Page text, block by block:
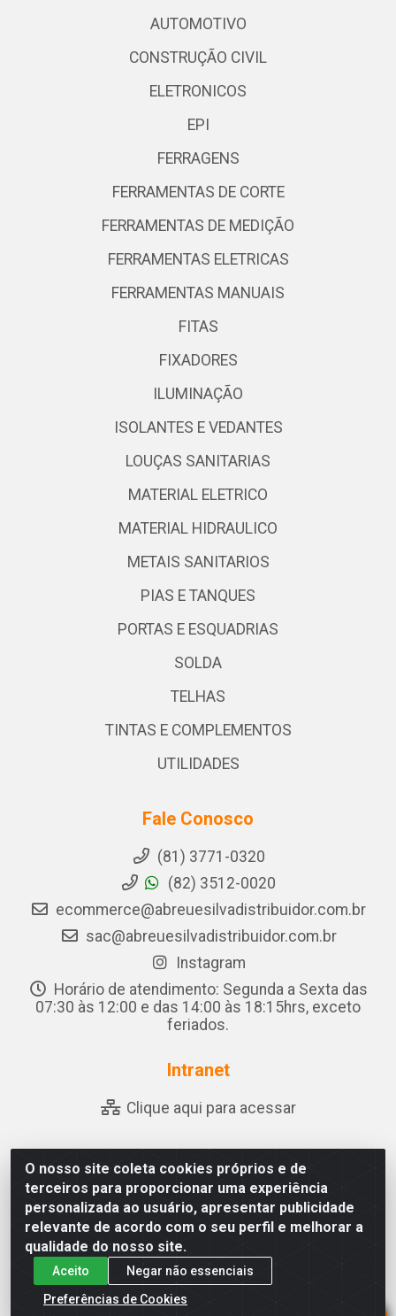
O nosso site coleta cookies próprios e de
terceiros para proporcionar uma experiência
personalizada ao usuário, apresentar publicidade
relevante de acordo com o seu perfil e melhorar a
qualidade do nosso site.
Aceito
Negar não essenciais
Preferências de Cookies
AUTOMOTIVO
CONSTRUÇÃO CIVIL
ELETRONICOS
EPI
FERRAGENS
FERRAMENTAS DE CORTE
FERRAMENTAS DE MEDIÇÃO
FERRAMENTAS ELETRICAS
FERRAMENTAS MANUAIS
FITAS
FIXADORES
ILUMINAÇÃO
ISOLANTES E VEDANTES
LOUÇAS SANITARIAS
MATERIAL ELETRICO
MATERIAL HIDRAULICO
METAIS SANITARIOS
PIAS E TANQUES
PORTAS E ESQUADRIAS
SOLDA
TELHAS
TINTAS E COMPLEMENTOS
UTILIDADES
Fale Conosco
(81) 3771-0320
(82) 3512-0020
ecommerce@abreuesilvadistribuidor.com.br
sac@abreuesilvadistribuidor.com.br
Instagram
Horário de atendimento: Segunda a Sexta das
07:30 às 12:00 e das 14:00 às 18:15hrs, exceto
feriados.
Intranet
Clique aqui para acessar
Abreu & Silva - Rua Padre Jose de Souza Leite, 265 -
Ariado, Olho D'Água das Flores/AL - CEP 57.442-000 -
CNPJ 04.790.656/0001-06